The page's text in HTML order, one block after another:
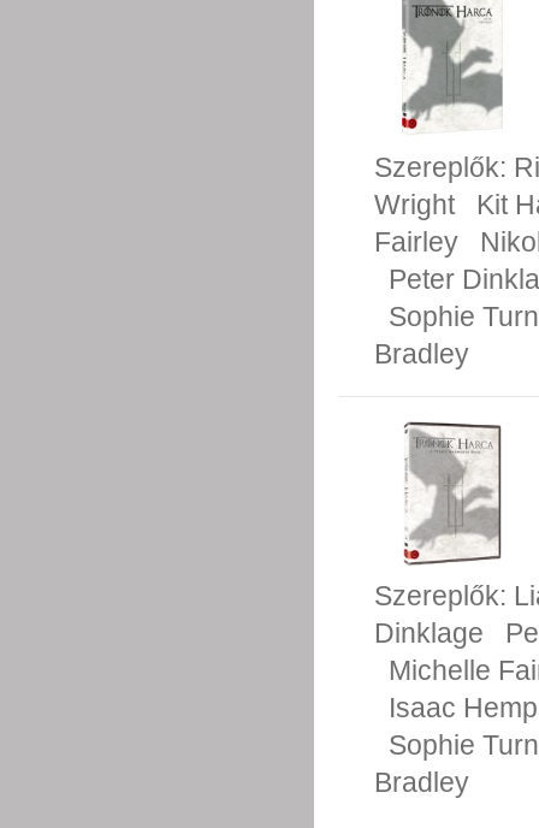
Szereplők:
Wright
Kit
Fairley
Peter
Sophie
Bradley
Szereplők:
Dinklage
Michelle
Isaac
Sophie
Bradley